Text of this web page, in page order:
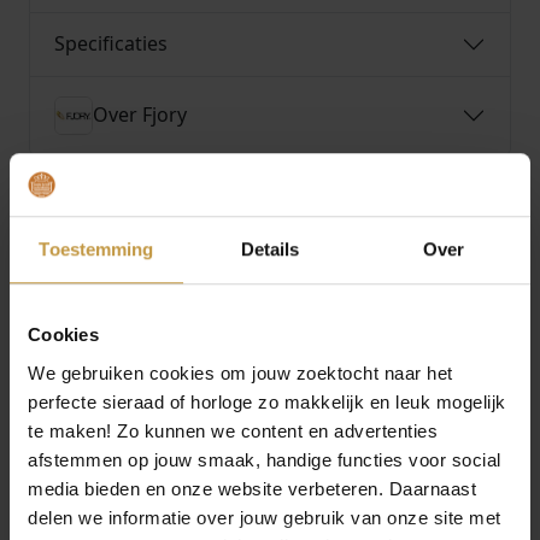
Toestemming Details Over
Cookies
We gebruiken cookies om jouw zoektocht naar het
perfecte sieraad of horloge zo makkelijk en leuk mogelijk
te maken! Zo kunnen we content en advertenties
afstemmen op jouw smaak, handige functies voor social
media bieden en onze website verbeteren. Daarnaast
delen we informatie over jouw gebruik van onze site met
Specificaties
Over Fjory
MEER VAN FJORY